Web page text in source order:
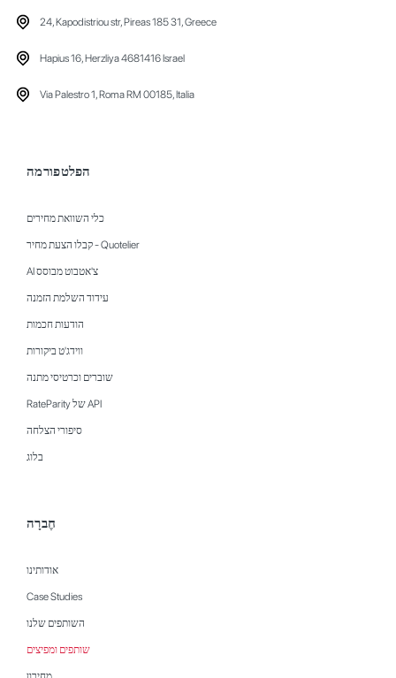
24, Kapodistriou str, Pireas 185 31, Greece
Hapius 16, Herzliya 4681416 Israel
Via Palestro 1, Roma RM 00185, Italia
הפלטפורמה
כלי השוואת מחירים
Quotelier - קבלו הצעת מחיר
צ'אטבוט מבוסס AI
עידוד השלמת הזמנה
הודעות חכמות
ווידג'ט ביקורות
שוברים וכרטיסי מתנה
API של RateParity
סיפורי הצלחה
בלוג
חֶברָה
אודותינו
Case Studies
השותפים שלנו
שותפים ומפיצים